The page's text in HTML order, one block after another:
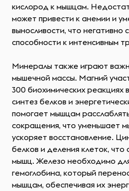
кислород к мышцам.
может привести к анемии и
выносливости, что негативно
способности к интенсивным
Минералы также играют
мышечной массы. Магний
300 биохимических реакциях
синтез белков и
помогает мышцам
сокращения, что уменьшает
ускоряет восстановление.
белков и деления клеток, что
мышц. Железо необходимо
гемоглобина, который
мышцам, обеспечивая их